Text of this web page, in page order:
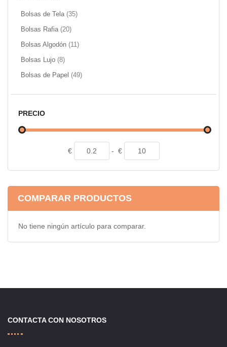
Bolsas de Tela 35artículos
Bolsas Rafia 20artículos
Bolsas Algodón 11artículos
Bolsas Lujo 8artículos
Bolsas de Papel 49artículos
PRECIO
€ - €
COMPARAR PRODUCTOS
No tiene ningún artículo para comparar.
CONTACTA CON NOSOTROS